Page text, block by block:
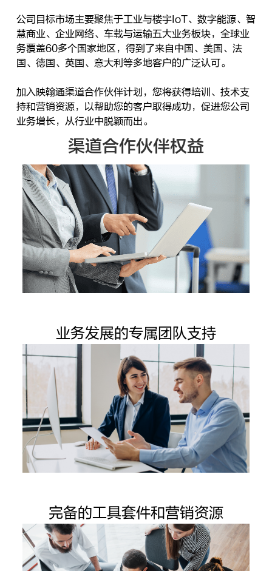
公司目标市场主要聚焦于工业与楼宇IoT、数字能源、智
慧商业、企业网络、车载与运输五大业务板块，全球业
务覆盖60多个国家地区，得到了来自中国、美国、法
国、德国、英国、意大利等多地客户的广泛认可。
加入映翰通渠道合作伙伴计划，您将获得培训、技术支
持和营销资源，以帮助您的客户取得成功，促进您公司
业务增长，从行业中脱颖而出。
渠道合作伙伴权益
业务发展的专属团队支持
完备的工具套件和营销资源